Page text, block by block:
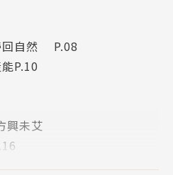
何在蓋房子時，增加綠化
如何巧妙地將樓層和綠化區
什麼方法可以不出門就能
惠，既簡單又好維護?
回自然 P.08
P.10
興未艾